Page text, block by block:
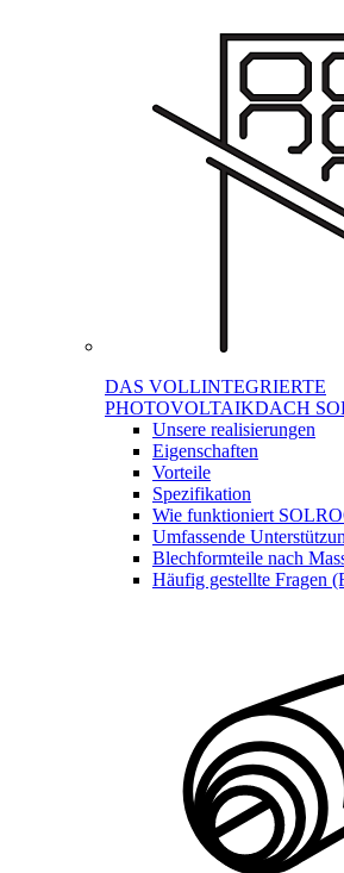
DAS VOLLINTEGRIERTE
PHOTOVOLTAIKDACH
Unsere realisierungen
Eigenschaften
Vorteile
Spezifikation
Wie funktioniert
Umfassende
Blechformteile nach
Häufig gestellte Fragen